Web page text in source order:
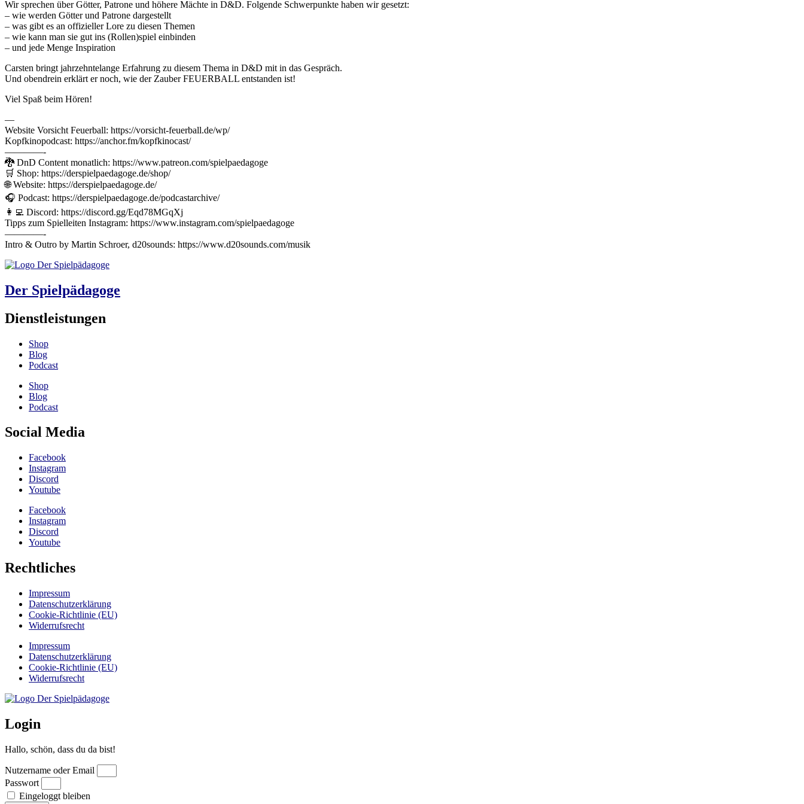
Wir sprechen über Götter, Patrone und höhere Mächte in D&D. Folgende Schwerpunkte haben wir gesetzt:
– wie werden Götter und Patrone dargestellt
– was gibt es an offizieller Lore zu diesen Themen
– wie kann man sie gut ins (Rollen)spiel einbinden
– und jede Menge Inspiration
Carsten bringt jahrzehntelange Erfahrung zu diesem Thema in D&D mit in das Gespräch.
Und obendrein erklärt er noch, wie der Zauber FEUERBALL entstanden ist!
Viel Spaß beim Hören!
—
Website Vorsicht Feuerball: https://vorsicht-feuerball.de/wp/
Kopfkinopodcast: https://anchor.fm/kopfkinocast/
————-
🐉 DnD Content monatlich: https://www.patreon.com/spielpaedagoge
🛒 Shop: https://derspielpaedagoge.de/shop/
🌐 Website: https://derspielpaedagoge.de/
🎧 Podcast: https://derspielpaedagoge.de/podcastarchive/
👩‍💻 Discord: https://discord.gg/Eqd78MGqXj
Tipps zum Spielleiten Instagram: https://www.instagram.com/spielpaedagoge
————-
Intro & Outro by Martin Schroer, d20sounds: https://www.d20sounds.com/musik
Der Spielpädagoge
Dienstleistungen
Shop
Blog
Podcast
Shop
Blog
Podcast
Social Media
Facebook
Instagram
Discord
Youtube
Facebook
Instagram
Discord
Youtube
Rechtliches
Impressum
Datenschutzerklärung
Cookie-Richtlinie (EU)
Widerrufsrecht
Impressum
Datenschutzerklärung
Cookie-Richtlinie (EU)
Widerrufsrecht
Login
Hallo, schön, dass du da bist!
Nutzername oder Email
Passwort
Eingeloggt bleiben